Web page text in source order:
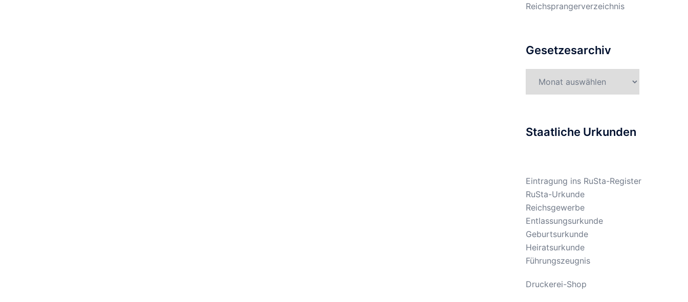
Reichsprangerverzeichnis
Gesetzesarchiv
Staatliche Urkunden
Eintragung ins RuSta-Register
RuSta-Urkunde
Reichsgewerbe
Entlassungsurkunde
Geburtsurkunde
Heiratsurkunde
Führungszeugnis
Druckerei-Shop